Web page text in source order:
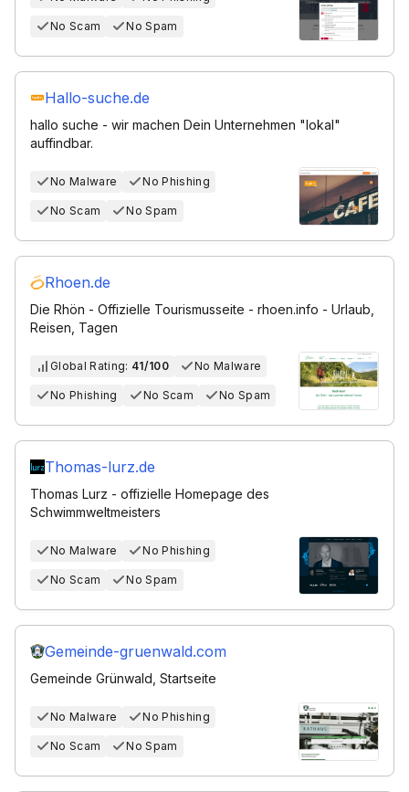
No Scam No Spam
Hallo-suche.de
hallo suche - wir machen Dein Unternehmen "lokal"
auffindbar.
No Malware No Phishing
No Scam No Spam
Rhoen.de
Die Rhön - Offizielle Tourismusseite - rhoen.info - Urlaub,
Reisen, Tagen
Global Rating: 41/100 No Malware
No Phishing No Scam No Spam
Thomas-lurz.de
Thomas Lurz - offizielle Homepage des
Schwimmweltmeisters
No Malware No Phishing
No Scam No Spam
Gemeinde-gruenwald.com
Gemeinde Grünwald, Startseite
No Malware No Phishing
No Scam No Spam